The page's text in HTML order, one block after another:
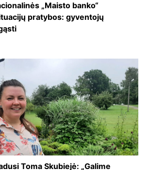
„Maisto banko“
pratybos: gyventojų
Toma Skubiejė: „Galime